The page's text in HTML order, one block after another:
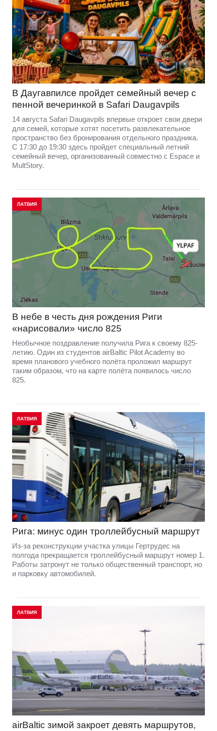
В Даугавпилсе пройдет семейный вечер с
пенной вечеринкой в Safari Daugavpils
14 августа Safari Daugavpils впервые откроет свои двери
для семей, которые хотят посетить развлекательное
пространство без бронирования отдельного праздника.
С 17:30 до 19:30 здесь пройдет специальный летний
семейный вечер, организованный совместно с Espace и
MultStory.
ЛАТВИЯ
В небе в честь дня рождения Риги
«нарисовали» число 825
Необычное поздравление получила Рига к своему 825-
летию. Один из студентов airBaltic Pilot Academy во
время планового учебного полёта проложил маршрут
таким образом, что на карте полёта появилось число
825.
ЛАТВИЯ
Рига: минус один троллейбусный маршрут
Из-за реконструкции участка улицы Гертрудес на
полгода прекращается троллейбусный маршрут номер 1.
Работы затронут не только общественный транспорт, но
и парковку автомобилей.
ЛАТВИЯ
airBaltic зимой закроет девять маршрутов,